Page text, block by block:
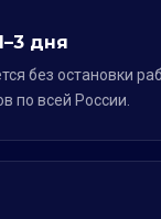
дня
без остановки
по всей России.